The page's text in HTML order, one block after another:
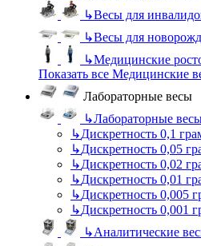
↳Весы для
↳Весы для
↳Медицинские
Показать все Медицинские
Лабораторные весы
↳Лабораторные
↳Дискретность 0,1
↳Дискретность 0,05
↳Дискретность 0,02
↳Дискретность 0,01
↳Дискретность 0,005
↳Дискретность 0,001
↳Аналитические